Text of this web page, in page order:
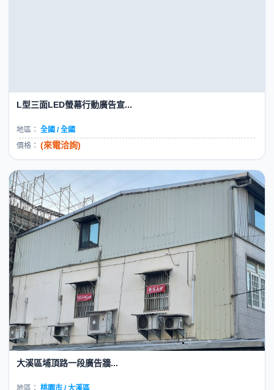
L型三面LED螢幕行動廣告宣...
地區： 全國 / 全國
價格： (來電洽詢)
大溪區埔頂路一段廣告牆...